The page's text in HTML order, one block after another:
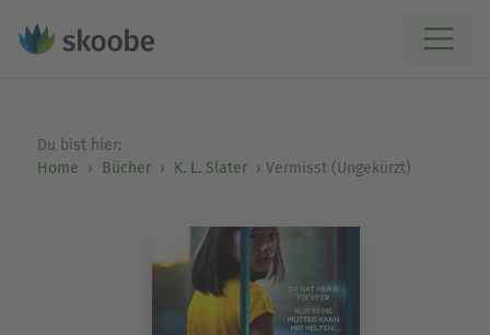
Du bist hier:
Home
Bücher K. L. Slater Vermisst (Ungekürzt)